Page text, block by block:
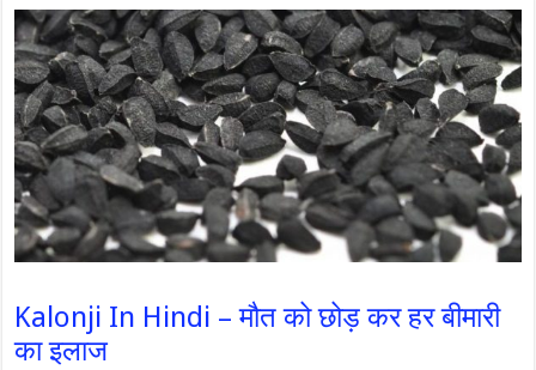
Kalonji In Hindi – मौत को छोड़ कर हर बीमारी
का इलाज